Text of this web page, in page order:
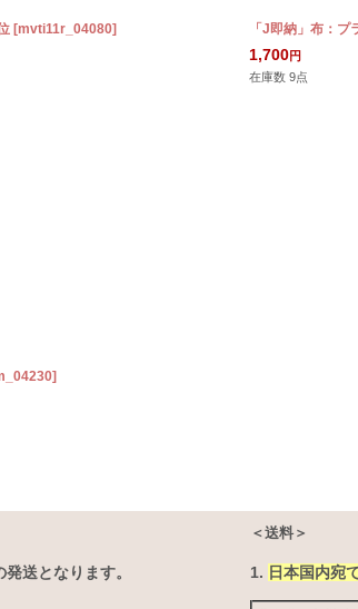
[mvti11r_04080] 「J即納」布：
1,700円
在庫数 9点
]
送となります。
＜送料＞
1. 日本国内宛